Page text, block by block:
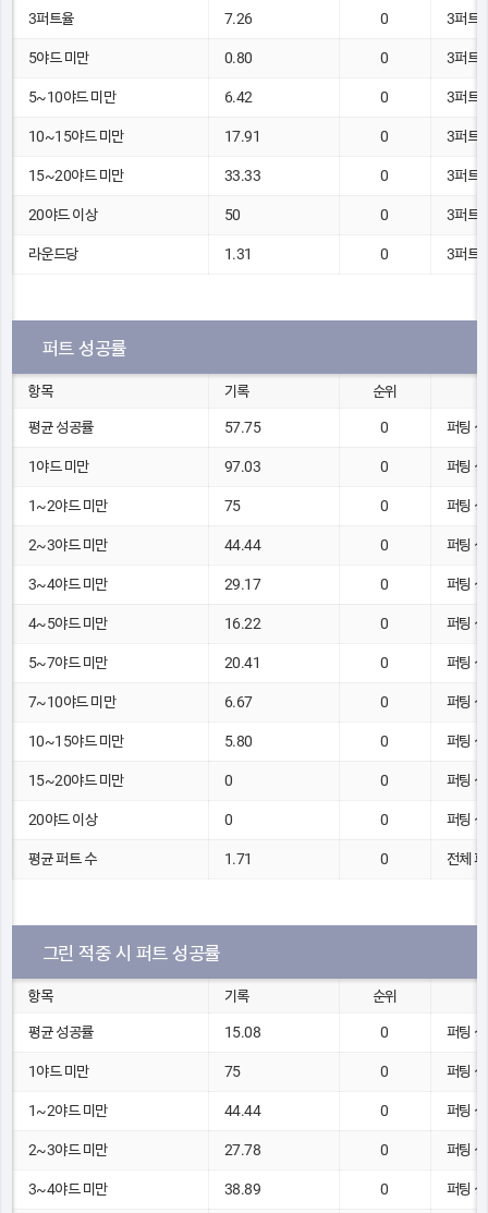
3퍼트율 7.26 0 3퍼트
5야드 미만 0.80 0 3퍼트
5~10야드 미만 6.42 0 3퍼트
10~15야드 미만 17.91 0 3퍼트
15~20야드 미만 33.33 0 3퍼트
20야드 이상 50 0 3퍼트
라운드당 1.31 0 3퍼트
퍼트 성공률
항목 기록 순위
평균 성공률 57.75 0 퍼팅
1야드 미만 97.03 0 퍼팅
1~2야드 미만 75 0 퍼팅
2~3야드 미만 44.44 0 퍼팅
3~4야드 미만 29.17 0 퍼팅
4~5야드 미만 16.22 0 퍼팅
5~7야드 미만 20.41 0 퍼팅
7~10야드 미만 6.67 0 퍼팅
10~15야드 미만 5.80 0 퍼팅
15~20야드 미만 0 0 퍼팅
20야드 이상 0 0 퍼팅
평균 퍼트 수 1.71 0 전체
그린 적중 시 퍼트 성공률
항목 기록 순위
평균 성공률 15.08 0 퍼팅
1야드 미만 75 0 퍼팅
1~2야드 미만 44.44 0 퍼팅
2~3야드 미만 27.78 0 퍼팅
3~4야드 미만 38.89 0 퍼팅